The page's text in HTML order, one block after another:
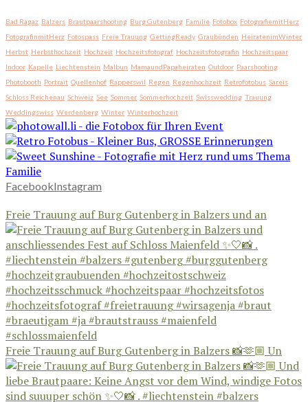
Bad Ragaz Balzers Brautpaarshooting Burg Gutenberg Familie Fotobox FotografiemitHerz
FotografinmitHerz Fotospass Freie Trauung GettingReady Graubünden HeiratenimWinter
Herbst Herbsthochzeit Hochzeit Hochzeitsfotograf Hochzeitsfotografin Hochzeitspaar
Indoor Kapelle Liechtenstein Malbun MamaundPapaheiraten Outdoor Paarshooting
Photobooth Portrait Quellenhof Rapperswil Regen Regenhochzeit Retrofotobus Sareis
Schloss Reichenau Schweiz See Sommer Sommerhochzeit Swisswedding Trauung
Weddingswiss Werdenberg Winter Winterhochzeit
FacebookInstagram
Freie Trauung auf Burg Gutenberg in Balzers und an
Freie Trauung auf Burg Gutenberg in Balzers 📸🫶🏼 Un